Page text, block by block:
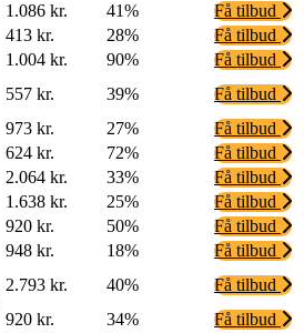
1.086 kr. 41%
Få tilbud
413 kr. 28%
Få tilbud
1.004 kr. 90%
Få tilbud
557 kr. 39%
Få tilbud
973 kr. 27%
Få tilbud
624 kr. 72%
Få tilbud
2.064 kr. 33%
Få tilbud
1.638 kr. 25%
Få tilbud
920 kr. 50%
Få tilbud
948 kr. 18%
Få tilbud
2.793 kr. 40%
Få tilbud
920 kr. 34%
Få tilbud